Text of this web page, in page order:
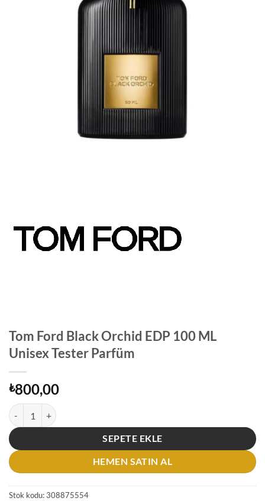
Tom Ford Black Orchid EDP 100 ML
Unisex Tester Parfüm
₺800,00
Tom Ford Black Orchid EDP 100 ML Unisex Tester Parfüm adet
SEPETE EKLE
HEMEN SATIN AL
Stok kodu:308875554